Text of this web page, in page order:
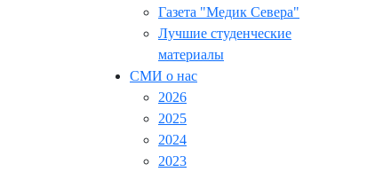
Газета "Медик Севера"
Лучшие студенческие
материалы
СМИ о нас
2026
2025
2024
2023